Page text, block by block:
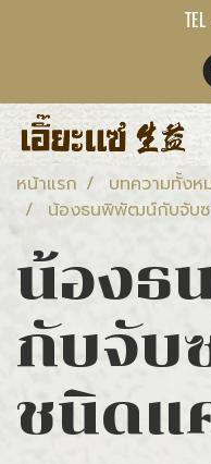
หน้าแรก บทความทั้งห
น้องธนพิพัฒน์กับจับซ
น้อง
กับจับ
ชนิดแ